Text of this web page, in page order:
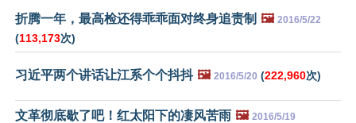
折腾一年，最高检还得乖乖面对终身追责制 🖼️ 2016/5/22
(113,173次)
习近平两个讲话让江系个个抖抖 🖼️ 2016/5/20 (222,960次)
文革彻底歇了吧！红太阳下的凄风苦雨 🖼️ 2016/5/19